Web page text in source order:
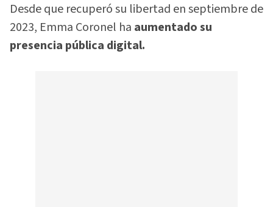
Desde que recuperó su libertad en septiembre de
2023, Emma Coronel ha aumentado su
presencia pública digital.